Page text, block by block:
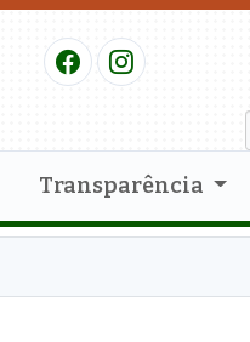
Transparência